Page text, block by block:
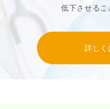
低下させるこ
詳しく